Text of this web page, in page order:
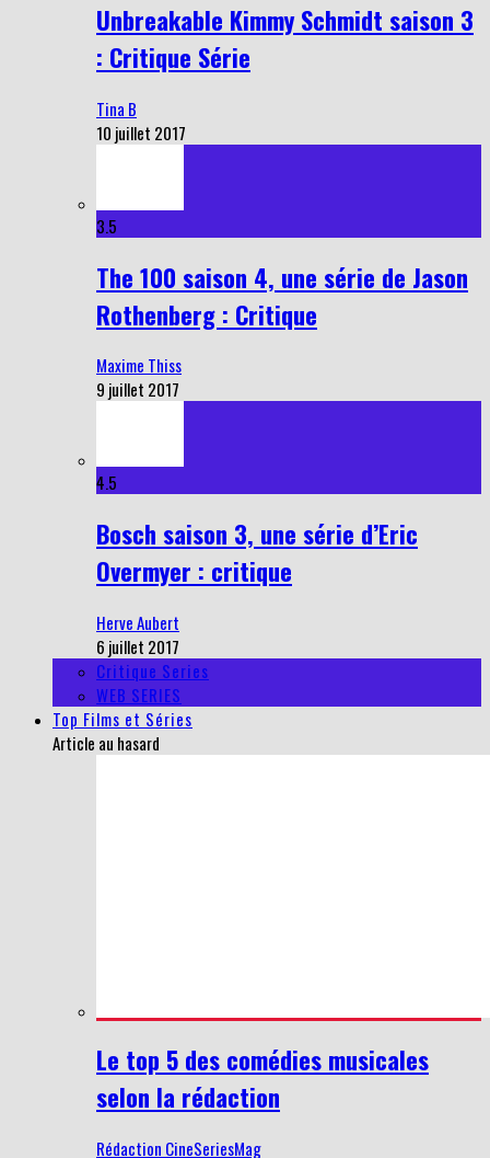
Unbreakable Kimmy Schmidt saison 3
: Critique Série
Tina B
10 juillet 2017
3.5
The 100 saison 4, une série de Jason
Rothenberg : Critique
Maxime Thiss
9 juillet 2017
4.5
Bosch saison 3, une série d’Eric
Overmyer : critique
Herve Aubert
6 juillet 2017
Critique Series
WEB SERIES
Top Films et Séries
Article au hasard
Le top 5 des comédies musicales
selon la rédaction
Rédaction CineSeriesMag